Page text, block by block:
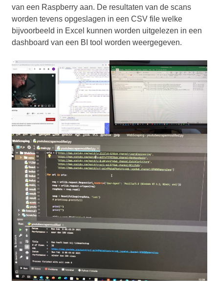
van een Raspberry aan. De resultaten van de scans
worden tevens opgeslagen in een CSV file welke
bijvoorbeeld in Excel kunnen worden uitgelezen in een
dashboard van een BI tool worden weergegeven.